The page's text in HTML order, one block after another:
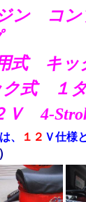
ン コ
式 キ
式 １
4-
、 １２ Ｖ仕様
）